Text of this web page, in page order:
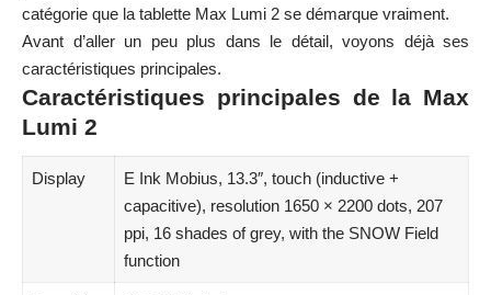
catégorie que la tablette Max Lumi 2 se démarque vraiment.
Avant d’aller un peu plus dans le détail, voyons déjà ses
caractéristiques principales.
Caractéristiques principales de la Max
Lumi 2
Display
E Ink Mobius, 13.3″, touch (inductive +
capacitive), resolution 1650 × 2200 dots, 207
ppi, 16 shades of grey, with the SNOW Field
function